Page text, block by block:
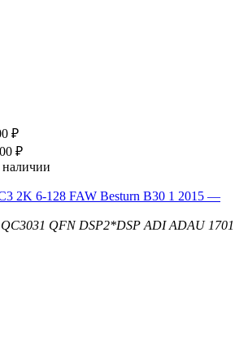
₽
₽
2K 6-128 FAW Besturn B30 1 2015 —
QFN DSP2*DSP ADI ADAU 1701